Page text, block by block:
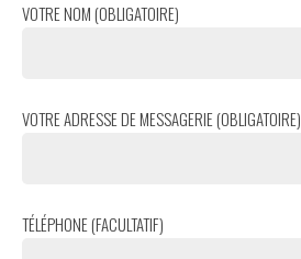
VOTRE NOM (OBLIGATOIRE)
VOTRE ADRESSE DE MESSAGERIE (OBLIGATOIRE)
TÉLÉPHONE (FACULTATIF)